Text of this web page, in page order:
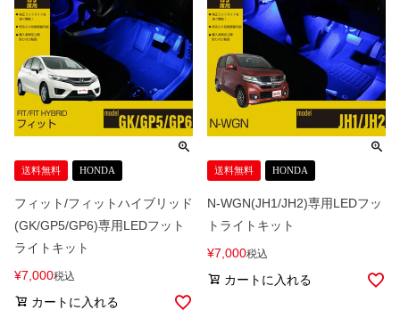
送料無料 HONDA
フィット/フィットハイブリッド
(GK/GP5/GP6)専用LEDフット
ライトキット
¥7,000税込
カートに入れる
送料無料 HONDA
N-WGN(JH1/JH2)専用LEDフッ
トライトキット
¥7,000税込
カートに入れる